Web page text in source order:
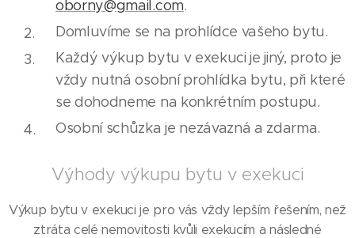
oborny@gmail.com.
Domluvíme se na prohlídce vašeho bytu.
Každý výkup bytu v exekuci je jiný, proto je
vždy nutná osobní prohlídka bytu, při které
se dohodneme na konkrétním postupu.
Osobní schůzka je nezávazná a zdarma.
Výhody výkupu bytu v exekuci
Výkup bytu v exekuci je pro vás vždy lepším řešením, než
ztráta celé nemovitosti kvůli exekucím a následné